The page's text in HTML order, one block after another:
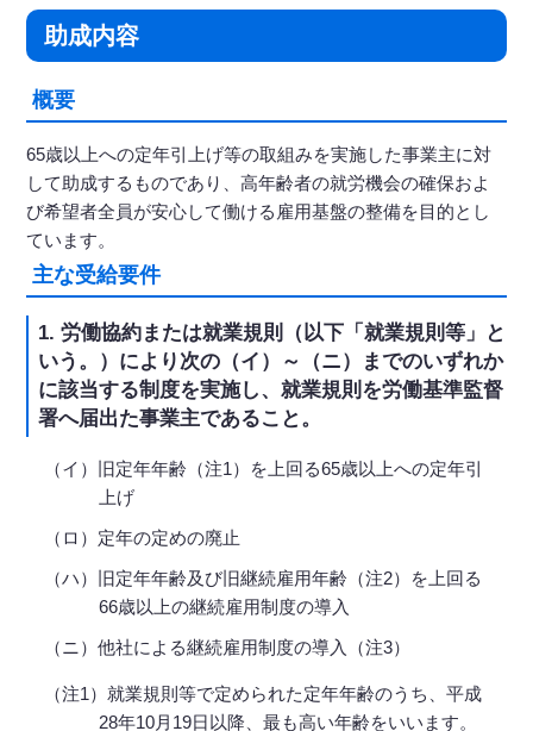
助成内容
概要
65歳以上への定年引上げ等の取組みを実施した事業主に対
して助成するものであり、高年齢者の就労機会の確保およ
び希望者全員が安心して働ける雇用基盤の整備を目的とし
ています。
主な受給要件
1. 労働協約または就業規則（以下「就業規則等」と
いう。）により次の（イ）～（ニ）までのいずれか
に該当する制度を実施し、就業規則を労働基準監督
署へ届出た事業主であること。
（イ）旧定年年齢（注1）を上回る65歳以上への定年引
上げ
（ロ）定年の定めの廃止
（ハ）旧定年年齢及び旧継続雇用年齢（注2）を上回る
66歳以上の継続雇用制度の導入
（ニ）他社による継続雇用制度の導入（注3）
（注1）就業規則等で定められた定年年齢のうち、平成
28年10月19日以降、最も高い年齢をいいます。